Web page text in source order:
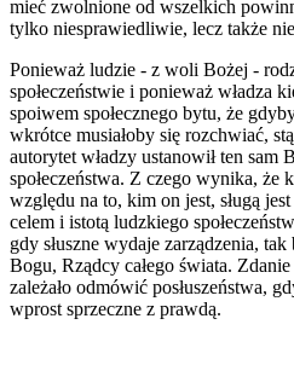
mieć zwolnione od wszelkich
tylko niesprawiedliwie, lecz także
Ponieważ ludzie - z woli Bożej -
społeczeństwie i ponieważ władza
spoiwem społecznego bytu, że
wkrótce musiałoby się rozchwiać,
autorytet władzy ustanowił ten sam
społeczeństwa. Z czego wynika, że
względu na to, kim on jest, sługą
celem i istotą ludzkiego
gdy słuszne wydaje zarządzenia,
Bogu, Rządcy całego świata.
zależało odmówić posłuszeństwa,
wprost sprzeczne z prawdą.